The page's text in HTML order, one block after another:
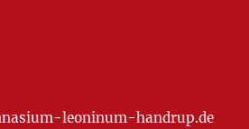
leoninum-handrup.de